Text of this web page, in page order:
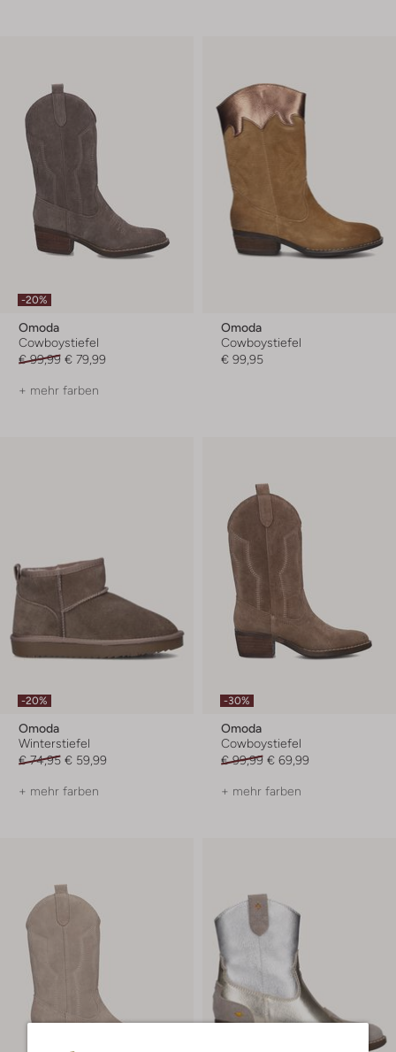
-20%
Omoda
Cowboystiefel
€ 99,99 € 79,99
+ mehr farben
Omoda
Cowboystiefel
€ 99,95
-20%
Omoda
Winterstiefel
€ 74,95 € 59,99
+ mehr farben
-30%
Omoda
Cowboystiefel
€ 99,99 € 69,99
+ mehr farben